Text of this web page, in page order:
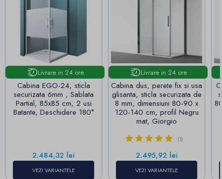
Livrare in 24 ore
Cabina EGO-24, sticla
securizata 6mm , Sablata
Partial, 85x85 cm, 2 usi
Batante, Deschidere 180°
Pret
2.484,32 lei
VEZI VARIANTELE
Livrare in 24 ore
Cabina dus, perete fix si usa
glisanta, sticla securizata de
8 mm, dimensiuni 80-90 x
120-140 cm, profil Negru
mat, Giorgio
(1)
Pret
2.495,92 lei
VEZI VARIANTELE